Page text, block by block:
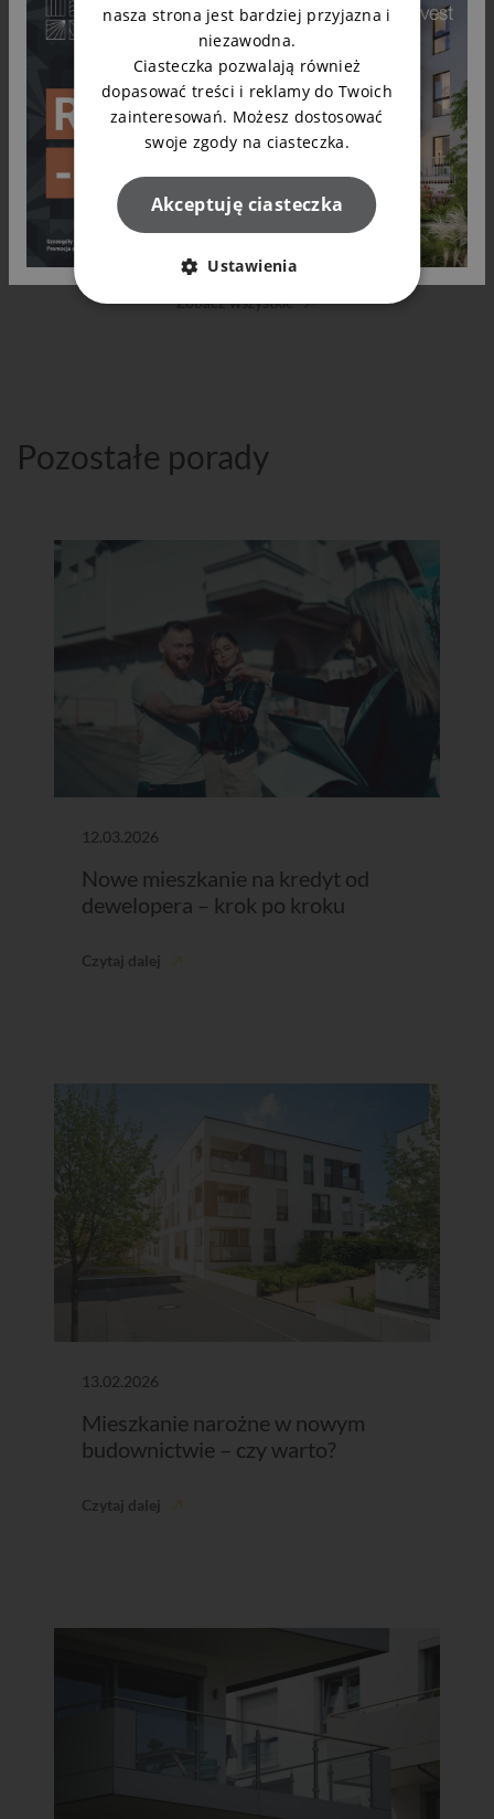
13.02.2026
Mieszkanie narożne w nowym
budownictwie – czy warto?
Czytaj dalej
Zobacz wszystkie
Pozostałe porady
12.03.2026
Nowe mieszkanie na kredyt od
dewelopera – krok po kroku
Czytaj dalej
13.02.2026
Mieszkanie narożne w nowym
budownictwie – czy warto?
Czytaj dalej
nasza strona jest bardziej przyjazna i
niezawodna.
Ciasteczka pozwalają również
dopasować treści i reklamy do Twoich
zainteresowań. Możesz dostosować
swoje zgody na ciasteczka.
Akceptuję ciasteczka
Ustawienia